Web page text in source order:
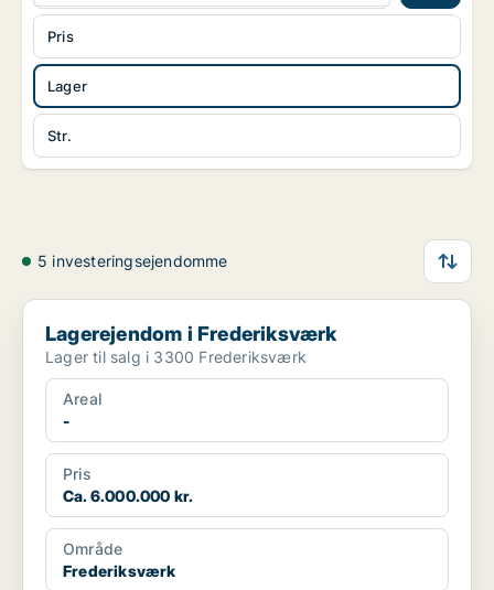
Lager
Str.
Pris
5 investeringsejendomme
Lagerejendom i Frederiksværk
Lagerejendom i Frederiksværk
Lager til salg i 3300 Frederiksværk
Areal
-
Pris
Ca. 6.000.000 kr.
Område
Frederiksværk